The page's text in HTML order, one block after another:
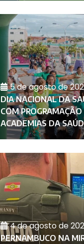
5 de agosto de
DIA NACIONAL DA
COM
ACADEMIAS DA
4 de agosto de
PERNAMBUCO NA